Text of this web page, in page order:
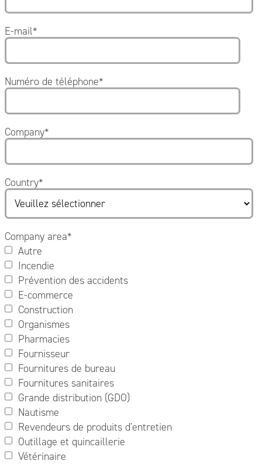
E-mail*
Numéro de téléphone*
Company*
Country*
Company area*
Autre
Incendie
Prévention des accidents
E-commerce
Construction
Organismes
Pharmacies
Fournisseur
Fournitures de bureau
Fournitures sanitaires
Grande distribution (GDO)
Nautisme
Revendeurs de produits d'entretien
Outillage et quincaillerie
Vétérinaire